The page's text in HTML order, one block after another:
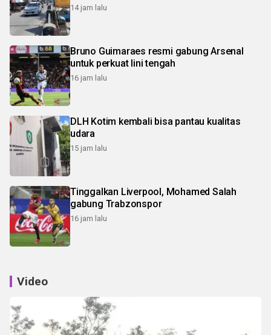
14 jam lalu
Bruno Guimaraes resmi gabung Arsenal
untuk perkuat lini tengah
16 jam lalu
DLH Kotim kembali bisa pantau kualitas
udara
15 jam lalu
Tinggalkan Liverpool, Mohamed Salah
gabung Trabzonspor
16 jam lalu
Video